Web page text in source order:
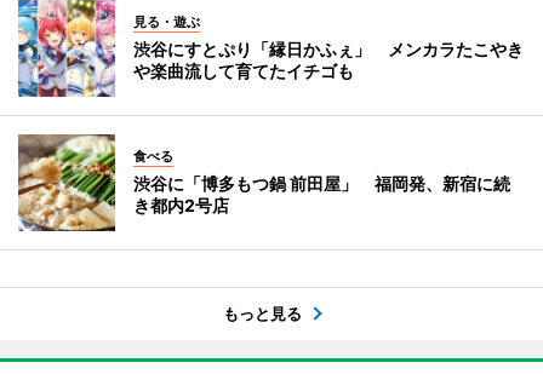
見る・遊ぶ
渋谷にすとぷり「縁日かふぇ」 メンカラたこやき
や楽曲流して育てたイチゴも
食べる
渋谷に「博多もつ鍋 前田屋」 福岡発、新宿に続
き都内2号店
もっと見る